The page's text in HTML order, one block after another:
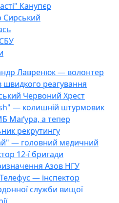
Канупєр
Сирський
Лавренюк — волонтер
швидкого реагування
Червоний Хрест
— колишній штурмовик
Маґура, а тепер
рекрутингу
— головний медичний
12-ї бригади
Азов НГУ
— інспектор
служби вищої